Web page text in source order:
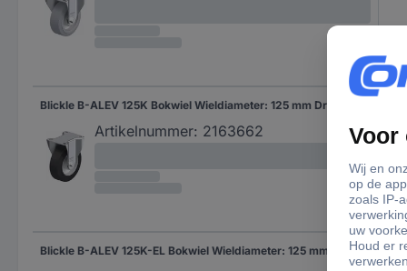
Artikelnummer: 2163662
Blickle B-ALEV 125K-EL Bokwiel Wieldiameter: 125 mm Draagvermogen (max.): 250 kg 1 stuk(s) 40